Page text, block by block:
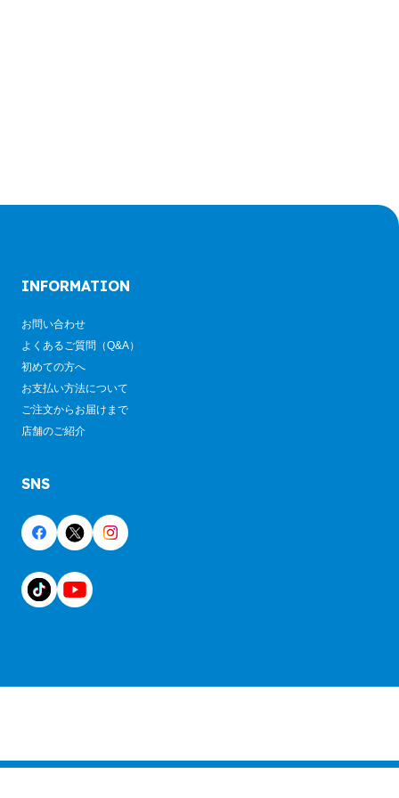
INFORMATION
お問い合わせ
よくあるご質問（Q&A）
初めての方へ
お支払い方法について
ご注文からお届けまで
店舗のご紹介
SNS